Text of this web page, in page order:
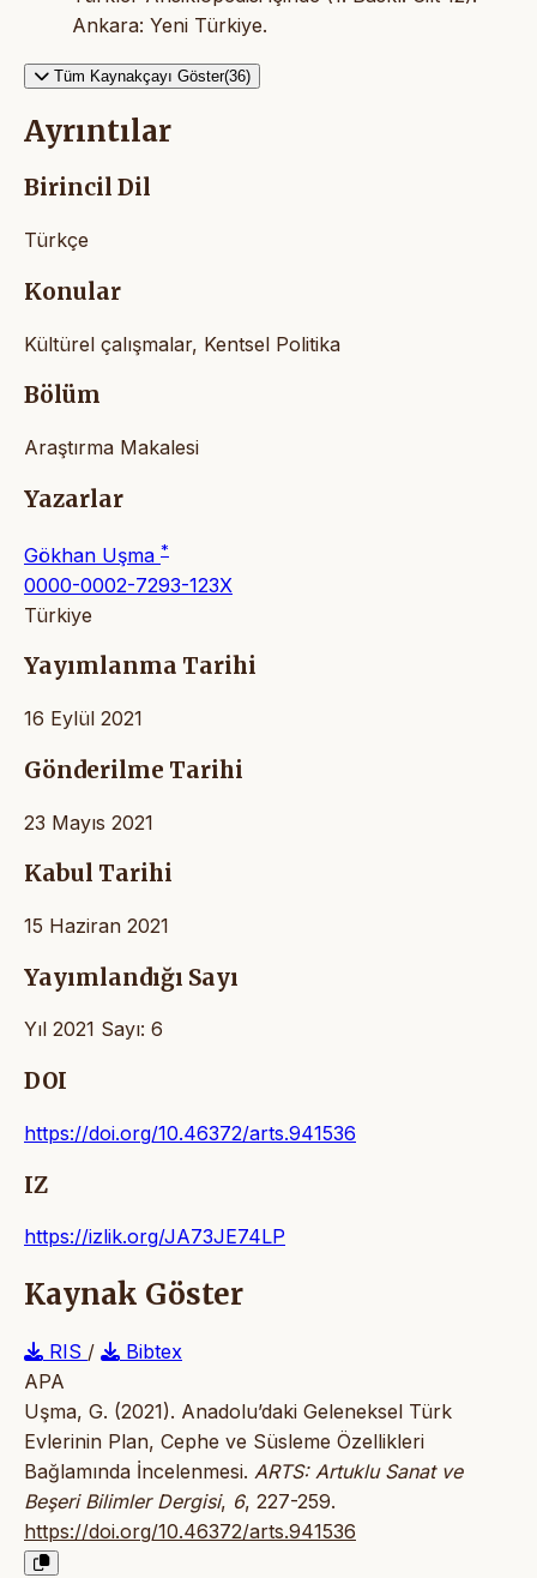
Ankara: Yeni Türkiye.
Tüm Kaynakçayı Göster(36)
Ayrıntılar
Birincil Dil
Türkçe
Konular
Kültürel çalışmalar, Kentsel Politika
Bölüm
Araştırma Makalesi
Yazarlar
Gökhan Uşma *
0000-0002-7293-123X
Türkiye
Yayımlanma Tarihi
16 Eylül 2021
Gönderilme Tarihi
23 Mayıs 2021
Kabul Tarihi
15 Haziran 2021
Yayımlandığı Sayı
Yıl 2021 Sayı: 6
DOI
https://doi.org/10.46372/arts.941536
IZ
https://izlik.org/JA73JE74LP
Kaynak Göster
RIS /
Bibtex
APA
Uşma, G. (2021). Anadolu’daki Geleneksel Türk
Evlerinin Plan, Cephe ve Süsleme Özellikleri
Bağlamında İncelenmesi. ARTS: Artuklu Sanat ve
Beşeri Bilimler Dergisi, 6, 227-259.
https://doi.org/10.46372/arts.941536